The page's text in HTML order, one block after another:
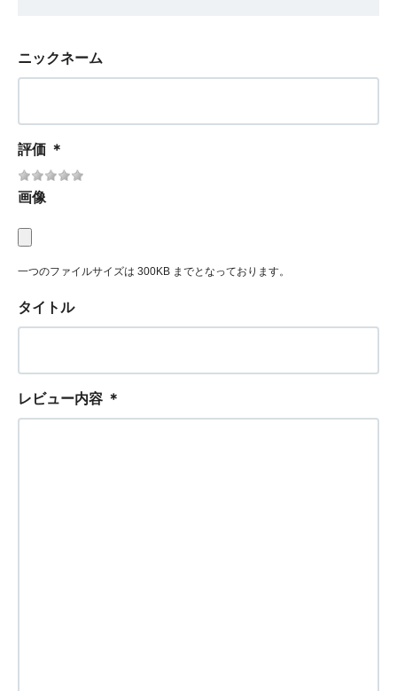
ニックネーム
評価 ＊
画像
一つのファイルサイズは 300KB までとなっております。
タイトル
レビュー内容 ＊